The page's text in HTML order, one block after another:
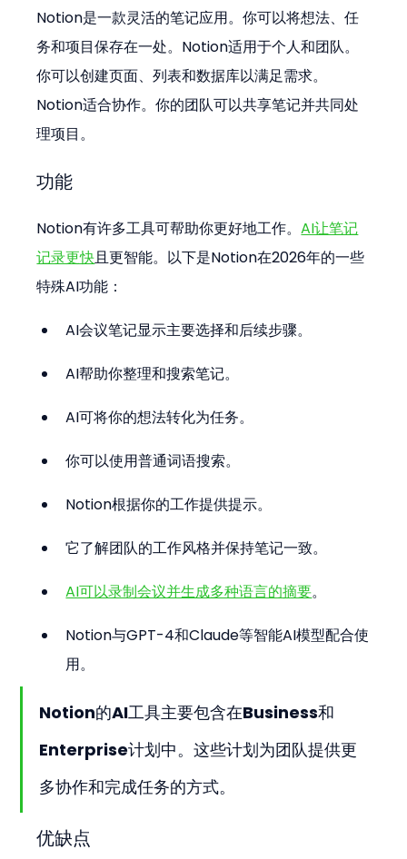
Notion是一款灵活的笔记应用。你可以将想法、任
务和项目保存在一处。Notion适用于个人和团队。
你可以创建页面、列表和数据库以满足需求。
Notion适合协作。你的团队可以共享笔记并共同处
理项目。
功能
Notion有许多工具可帮助你更好地工作。AI让笔记
记录更快且更智能。以下是Notion在2026年的一些
特殊AI功能：
AI会议笔记显示主要选择和后续步骤。
AI帮助你整理和搜索笔记。
AI可将你的想法转化为任务。
你可以使用普通词语搜索。
Notion根据你的工作提供提示。
它了解团队的工作风格并保持笔记一致。
AI可以录制会议并生成多种语言的摘要。
Notion与GPT-4和Claude等智能AI模型配合使
用。
Notion的AI工具主要包含在Business和
Enterprise计划中。这些计划为团队提供更
多协作和完成任务的方式。
优缺点